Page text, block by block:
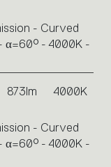
- Curved
α=60° - 4000K -
873lm 4000K
- Curved
α=60° - 4000K -